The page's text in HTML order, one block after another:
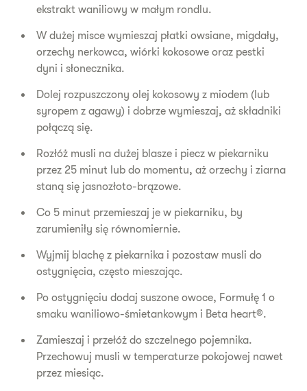
ekstrakt waniliowy w małym rondlu.
W dużej misce wymieszaj płatki owsiane, migdały,
orzechy nerkowca, wiórki kokosowe oraz pestki
dyni i słonecznika.
Dolej rozpuszczony olej kokosowy z miodem (lub
syropem z agawy) i dobrze wymieszaj, aż składniki
połączą się.
Rozłóż musli na dużej blasze i piecz w piekarniku
przez 25 minut lub do momentu, aż orzechy i ziarna
staną się jasnozłoto-brązowe.
Co 5 minut przemieszaj je w piekarniku, by
zarumieniły się równomiernie.
Wyjmij blachę z piekarnika i pozostaw musli do
ostygnięcia, często mieszając.
Po ostygnięciu dodaj suszone owoce, Formułę 1 o
smaku waniliowo-śmietankowym i Beta heart®.
Zamieszaj i przełóż do szczelnego pojemnika.
Przechowuj musli w temperaturze pokojowej nawet
przez miesiąc.